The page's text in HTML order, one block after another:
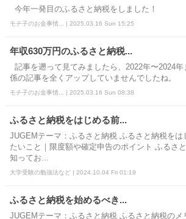
今年一発目のふるさと納税をしました！
モチ子のお金事情... | 2025.03.16 Sun 15:25
年収630万円のふるさと納税...
記事を遡って見てみましたら、2022年〜2024年
係の記事を全くアップしていませんでしたね。
モチ子のお金事情... | 2025.03.16 Sun 08:38
ふるさと納税をはじめる前...
JUGEMテーマ：ふるさと納税 ふるさと納税をは
たいこと｜限度額や確定申告のポイント ふるさ
知ってお...
大学受験の勉強法など | 2024.10.04 Fri 01:19
ふるさと納税を始めるべき...
JUGEMテーマ：ふるさと納税 ふるさと納税のメ